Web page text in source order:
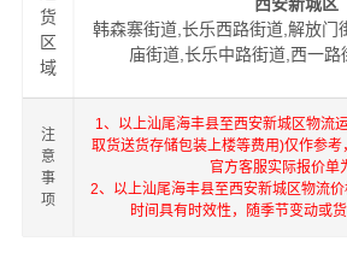
货
区
域
西安新城区
韩森寨街道,长乐西路街道,解放门
庙街道,长乐中路街道,西一
注
意
事
项
1、以上汕尾海丰县至西安新城区物流
取货送货存储包装上楼等费用)仅作参
官方客服实际报价单
2、以上汕尾海丰县至西安新城区物流
时间具有时效性，随季节变动或货